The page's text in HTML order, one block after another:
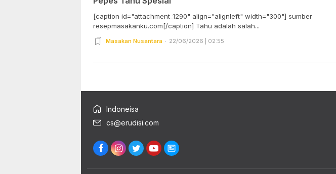
[caption id="attachment_1290" align="alignleft" width="300"] sumber
resepmasakanku.com[/caption] Tahu adalah salah...
Masakan Nusantara 22/06/2026 | 02:55
Indoneisa
cs@erudisi.com